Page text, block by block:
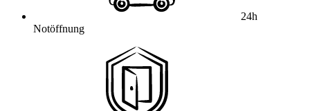
24h
Notöffnung